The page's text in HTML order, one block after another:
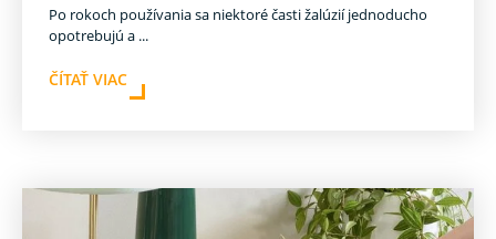
Po rokoch používania sa niektoré časti žalúzií jednoducho
opotrebujú a ...
ČÍTAŤ VIAC